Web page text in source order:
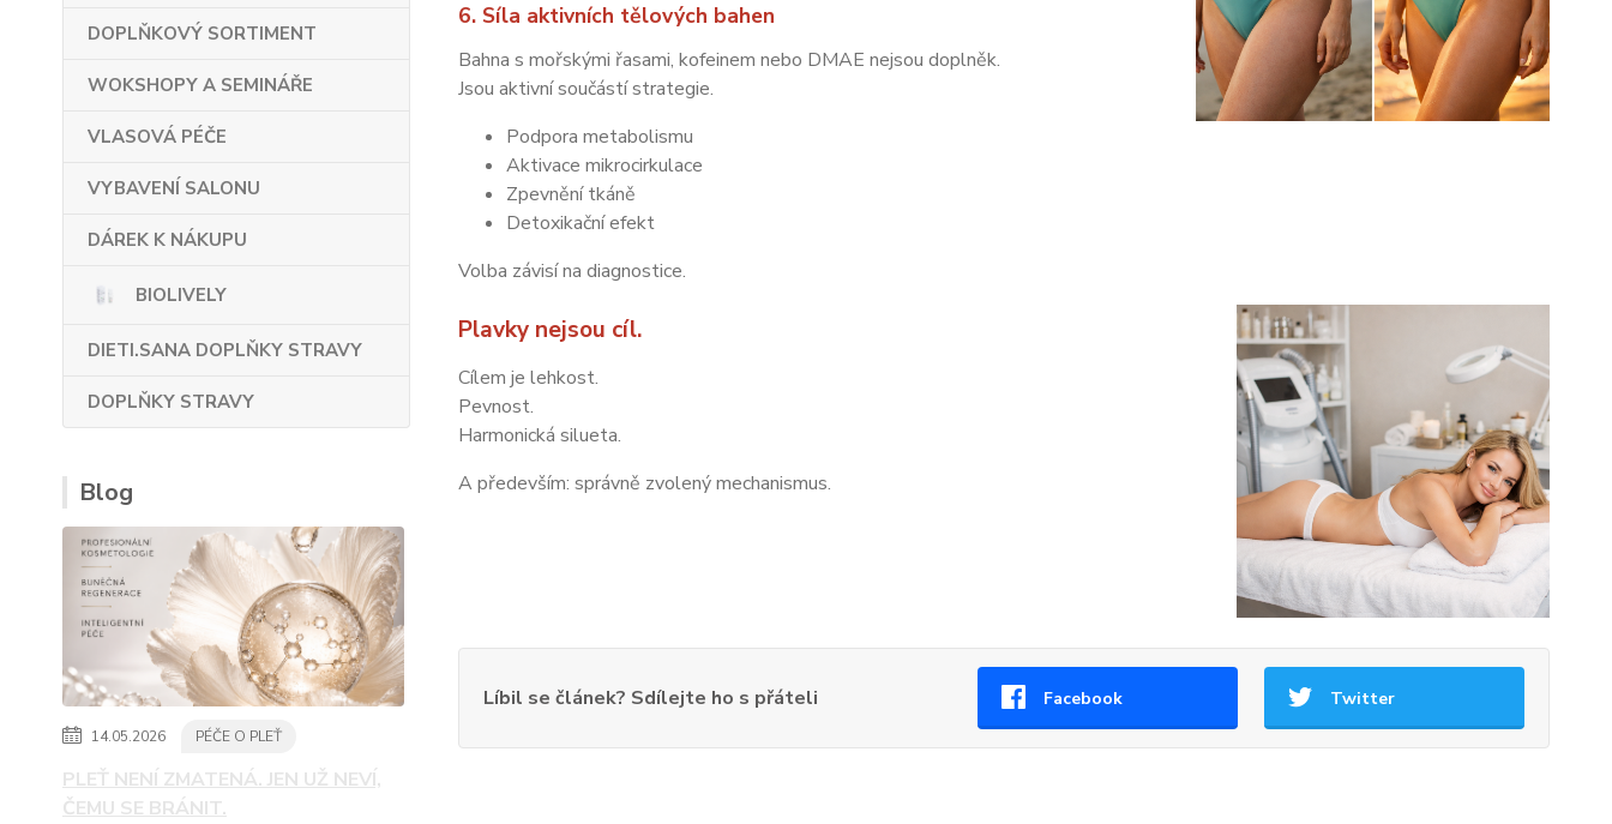
DOPLŇKOVÝ SORTIMENT
WOKSHOPY A SEMINÁŘE
VLASOVÁ PÉČE
VYBAVENÍ SALONU
DÁREK K NÁKUPU
BIOLIVELY
DIETI.SANA DOPLŇKY STRAVY
DOPLŇKY STRAVY
Blog
14.05.2026 PÉČE O PLEŤ
PLEŤ NENÍ ZMATENÁ. JEN UŽ NEVÍ,
ČEMU SE BRÁNIT.
6. Síla aktivních tělových bahen
Bahna s mořskými řasami, kofeinem nebo DMAE nejsou doplněk.
Jsou aktivní součástí strategie.
Podpora metabolismu
Aktivace mikrocirkulace
Zpevnění tkáně
Detoxikační efekt
Volba závisí na diagnostice.
Plavky nejsou cíl.
Cílem je lehkost.
Pevnost.
Harmonická silueta.
A především: správně zvolený mechanismus.
Líbil se článek? Sdílejte ho s přáteli Facebook Twitter